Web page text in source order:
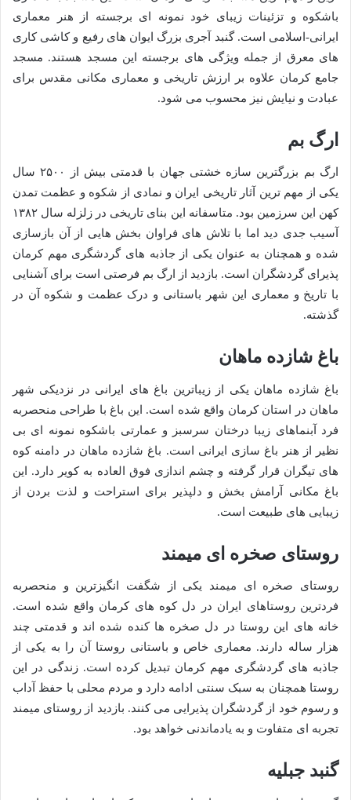
باشکوه و تزئینات زیبای خود نمونه ای برجسته از هنر معماری
ایرانی-اسلامی است. گنبد آجری بزرگ ایوان های رفیع و کاشی کاری
های معرق از جمله ویژگی های برجسته این مسجد هستند. مسجد
جامع کرمان علاوه بر ارزش تاریخی و معماری مکانی مقدس برای
عبادت و نیایش نیز محسوب می شود.
ارگ بم
ارگ بم بزرگترین سازه خشتی جهان با قدمتی بیش از ۲۵۰۰ سال
یکی از مهم ترین آثار تاریخی ایران و نمادی از شکوه و عظمت تمدن
کهن این سرزمین بود. متاسفانه این بنای تاریخی در زلزله سال ۱۳۸۲
آسیب جدی دید اما با تلاش های فراوان بخش هایی از آن بازسازی
شده و همچنان به عنوان یکی از جاذبه های گردشگری مهم کرمان
پذیرای گردشگران است. بازدید از ارگ بم فرصتی است برای آشنایی
با تاریخ و معماری این شهر باستانی و درک عظمت و شکوه آن در
گذشته.
باغ شازده ماهان
باغ شازده ماهان یکی از زیباترین باغ های ایرانی در نزدیکی شهر
ماهان در استان کرمان واقع شده است. این باغ با طراحی منحصربه
فرد آبنماهای زیبا درختان سرسبز و عمارتی باشکوه نمونه ای بی
نظیر از هنر باغ سازی ایرانی است. باغ شازده ماهان در دامنه کوه
های تیگران قرار گرفته و چشم اندازی فوق العاده به کویر دارد. این
باغ مکانی آرامش بخش و دلپذیر برای استراحت و لذت بردن از
زیبایی های طبیعت است.
روستای صخره ای میمند
روستای صخره ای میمند یکی از شگفت انگیزترین و منحصربه
فردترین روستاهای ایران در دل کوه های کرمان واقع شده است.
خانه های این روستا در دل صخره ها کنده شده اند و قدمتی چند
هزار ساله دارند. معماری خاص و باستانی روستا آن را به یکی از
جاذبه های گردشگری مهم کرمان تبدیل کرده است. زندگی در این
روستا همچنان به سبک سنتی ادامه دارد و مردم محلی با حفظ آداب
و رسوم خود از گردشگران پذیرایی می کنند. بازدید از روستای میمند
تجربه ای متفاوت و به یادماندنی خواهد بود.
گنبد جبلیه